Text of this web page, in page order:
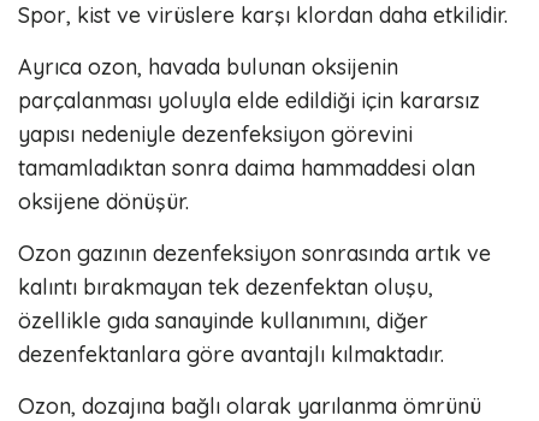
Spor, kist ve virüslere karşı klordan daha etkilidir.
Ayrıca ozon, havada bulunan oksijenin
parçalanması yoluyla elde edildiği için kararsız
yapısı nedeniyle dezenfeksiyon görevini
tamamladıktan sonra daima hammaddesi olan
oksijene dönüşür.
Ozon gazının dezenfeksiyon sonrasında artık ve
kalıntı bırakmayan tek dezenfektan oluşu,
özellikle gıda sanayinde kullanımını, diğer
dezenfektanlara göre avantajlı kılmaktadır.
Ozon, dozajına bağlı olarak yarılanma ömrünü